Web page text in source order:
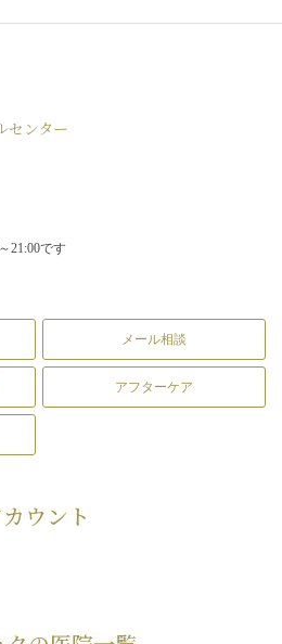
センター
21:00です
メール相談
アフターケア
ウント